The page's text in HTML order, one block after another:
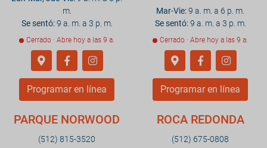
m.
Se sentó:9 a. m. a 3 p. m.
Cerrado · Abre hoy a las 9 a.
Programar en línea
Mar-Vie:9 a. m. a 6 p. m.
Se sentó:9 a. m. a 3 p. m.
Cerrado · Abre hoy a las 9 a.
Programar en línea
PARQUE NORWOOD
(512) 815-3520
ROCA REDONDA
(512) 675-0808